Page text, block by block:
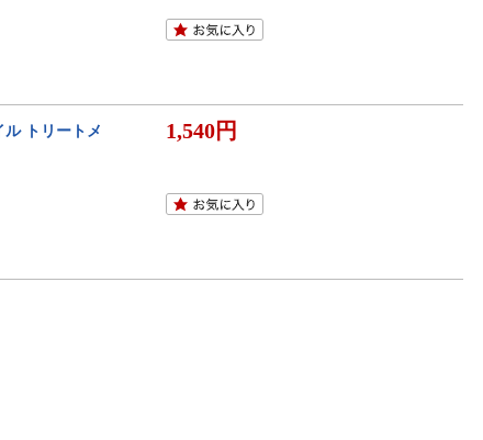
トリートメ
1,540円